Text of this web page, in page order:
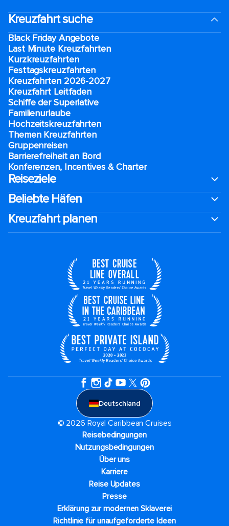
Kreuzfahrt suche
Black Friday Angebote
Last Minute Kreuzfahrten
Kurzkreuzfahrten​
Festtagskreuzfahrten​
Kreuzfahrten 2026-2027
Kreuzfahrt Leitfaden
Schiffe der Superlative
Familienurlaube​
Hochzeitskreuzfahrten
Themen Kreuzfahrten
Gruppenreisen
Barrierefreiheit an Bord​
Konferenzen, Incentives & Charter
Reiseziele
Beliebte Häfen
Kreuzfahrt planen
Deutschland
© 2026 Royal Caribbean Cruises
Reisebedingungen
Nutzungsbedingungen
Über uns
Karriere​
Reise Updates​
Presse
Erklärung zur modernen Sklaverei
Richtlinie für unaufgeforderte Ideen